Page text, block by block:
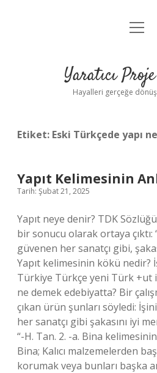
Anasayfa
Yasal
Yaratıcı
Hayalleri gerçeğe
Etiket: Eski Türkçede yapı
Yapıt Kelimesinin
Tarih: Şubat 21, 2025
Yapıt neye denir? TDK
bir sonucu olarak ortaya çıktı:
güvenen her sanatçı gibi,
Yapıt kelimesinin kökü nedir?
Türkiye Türkçe yeni Türk +ut
ne demek edebiyatta? Bir
çıkan ürün şunları söyledi:
her sanatçı gibi şakasını iyi
“-H. Tan. 2. -a. Bina
Bina; Kalıcı malzemelerden
korumak veya bunları başka